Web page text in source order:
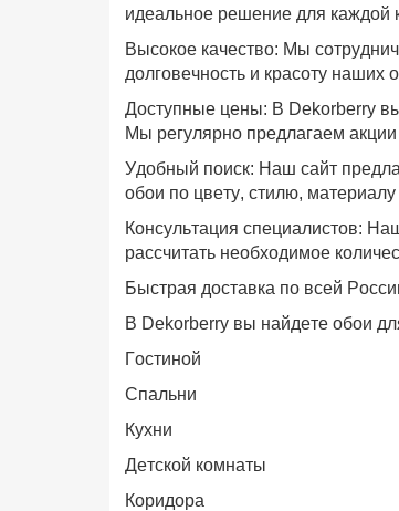
идеальное решение для каждой
Высокое качество: Мы
долговечность и красоту наших
Доступные цены: В Dekorberry
Мы регулярно предлагаем
Удобный поиск: Наш сайт
обои по цвету, стилю,
Консультация специалистов:
рассчитать необходимое
Быстрая доставка по всей
В Dekorberry вы найдете обои
Гостиной
Спальни
Кухни
Детской комнаты
Коридора